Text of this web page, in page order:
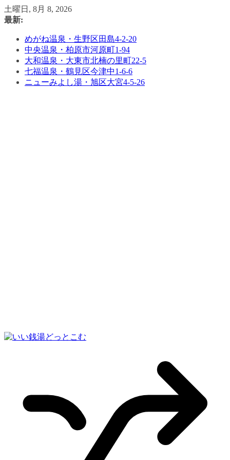
コ
ン
土曜日, 8月 8, 2026
最新:
めがね温泉・生野区田島4-2-20
中央温泉・柏原市河原町1-94
大和温泉・大東市北楠の里町22-5
七福温泉・鶴見区今津中1-6-6
ニューみよし湯・旭区大宮4-5-26